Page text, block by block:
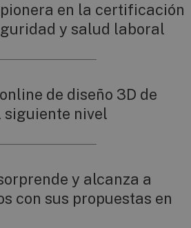
en la certificación
y salud laboral
de diseño 3D de
siguiente nivel
y alcanza a
con sus propuestas en